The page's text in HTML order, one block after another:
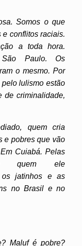
Somos o que
e conflitos raciais.
a toda hora.
Paulo. Os
o mesmo. Por
lulismo estão
de criminalidade,
quem cria
e pobres que vão
Cuiabá. Pelas
quem ele
os jatinhos e as
no Brasil e no
Maluf é pobre?